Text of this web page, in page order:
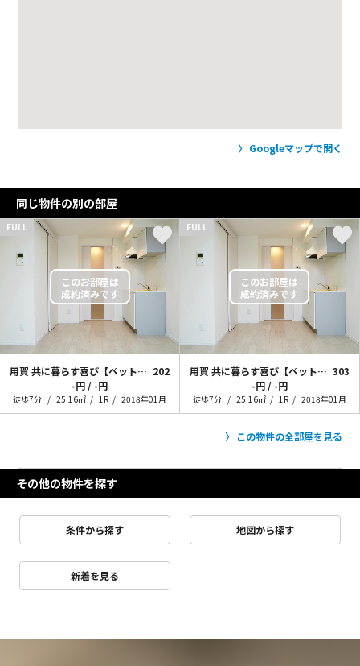
Googleマップで開く
同じ物件の別の部屋
FULL
用賀 共に暮らす喜び【ペット可】 202
-円 / -円
徒歩7分 25.16㎡ 1R 2018年01月
FULL
用賀 共に暮らす喜び【ペット可】 303
-円 / -円
徒歩7分 25.16㎡ 1R 2018年01月
この物件の全部屋を見る
その他の物件を探す
条件から探す 地図から探す
新着を見る